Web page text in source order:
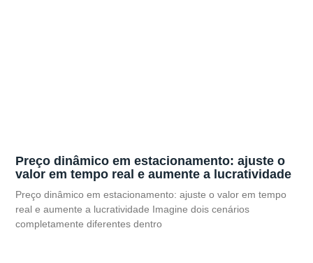
Preço dinâmico em estacionamento: ajuste o
valor em tempo real e aumente a lucratividade
Preço dinâmico em estacionamento: ajuste o valor em tempo
real e aumente a lucratividade Imagine dois cenários
completamente diferentes dentro